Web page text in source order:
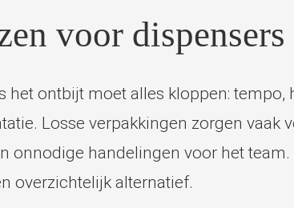
voor dispensers
het ontbijt moet alles kloppen: tempo,
Losse verpakkingen zorgen vaak
onnodige handelingen voor het team.
overzichtelijk alternatief.